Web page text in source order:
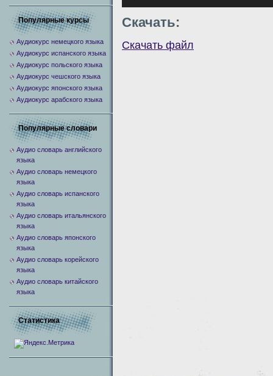
Скачать:
Скачать файл
Популярные курсы
Аудиокурс немецкого языка
Аудиокурс испанского языка
Аудиокурс польского языка
Аудиокурс чешского языка
Аудиокурс японского языка
Аудиокурс арабского языка
Популярные словари
Аудио словарь английского
языка
Аудио словарь немецкого
языка
Аудио словарь испанского
языка
Аудио словарь итальянского
языка
Аудио словарь японского
языка
Аудио словарь корейского
языка
Аудио словарь китайского
языка
Статистика